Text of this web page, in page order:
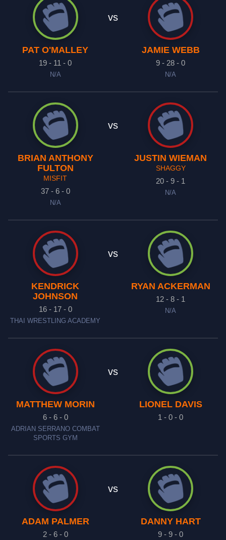
PAT O'MALLEY
19 - 11 - 0
N/A
vs
JAMIE WEBB
9 - 28 - 0
N/A
BRIAN ANTHONY
FULTON
MISFIT
37 - 6 - 0
N/A
vs
JUSTIN WIEMAN
SHAGGY
20 - 9 - 1
N/A
KENDRICK
JOHNSON
16 - 17 - 0
THAI WRESTLING ACADEMY
vs
RYAN ACKERMAN
12 - 8 - 1
N/A
MATTHEW MORIN
6 - 6 - 0
ADRIAN SERRANO COMBAT
SPORTS GYM
vs
LIONEL DAVIS
1 - 0 - 0
ADAM PALMER
2 - 6 - 0
vs
DANNY HART
9 - 9 - 0